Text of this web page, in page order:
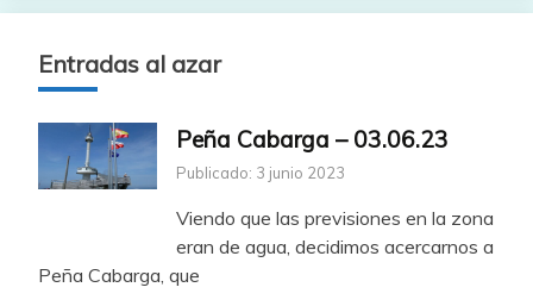
Entradas al azar
Peña Cabarga – 03.06.23
Publicado: 3 junio 2023
Viendo que las previsiones en la zona
eran de agua, decidimos acercarnos a
Peña Cabarga, que